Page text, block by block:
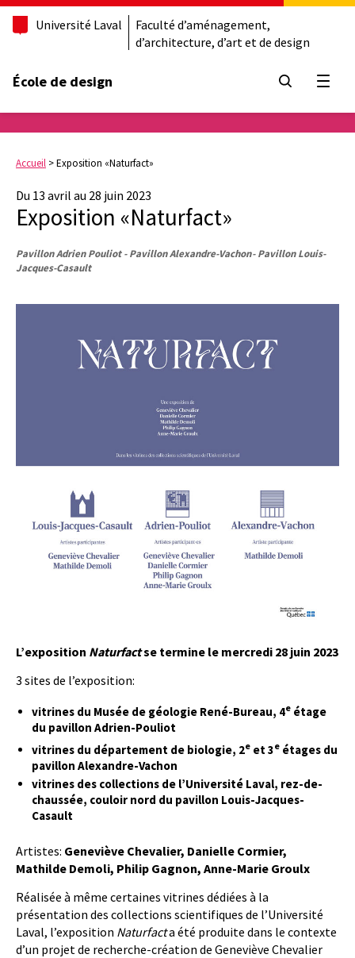
Université Laval
Faculté d’aménagement,
d’architecture, d’art et de design
École de design
Accueil >Exposition «Naturfact»
Du 13 avril au 28 juin 2023
Exposition «Naturfact»
Pavillon Adrien Pouliot - Pavillon Alexandre-Vachon - Pavillon Louis-
Jacques-Casault
L’exposition Naturfactse termine le mercredi 28 juin 2023
3 sites de l’exposition:
vitrines du Musée de géologie René-Bureau, 4e étage
du pavillon Adrien-Pouliot
vitrines du département de biologie, 2e et 3e étages du
pavillon Alexandre-Vachon
vitrines des collections de l’Université Laval, rez-de-
chaussée, couloir nord du pavillon Louis-Jacques-
Casault
Artistes: Geneviève Chevalier, Danielle Cormier,
Mathilde Demoli, Philip Gagnon, Anne-Marie Groulx
Réalisée à même certaines vitrines dédiées à la
présentation des collections scientifiques de l’Université
Laval, l’exposition Naturfacta été produite dans le contexte
d’un projet de recherche-création de Geneviève Chevalier